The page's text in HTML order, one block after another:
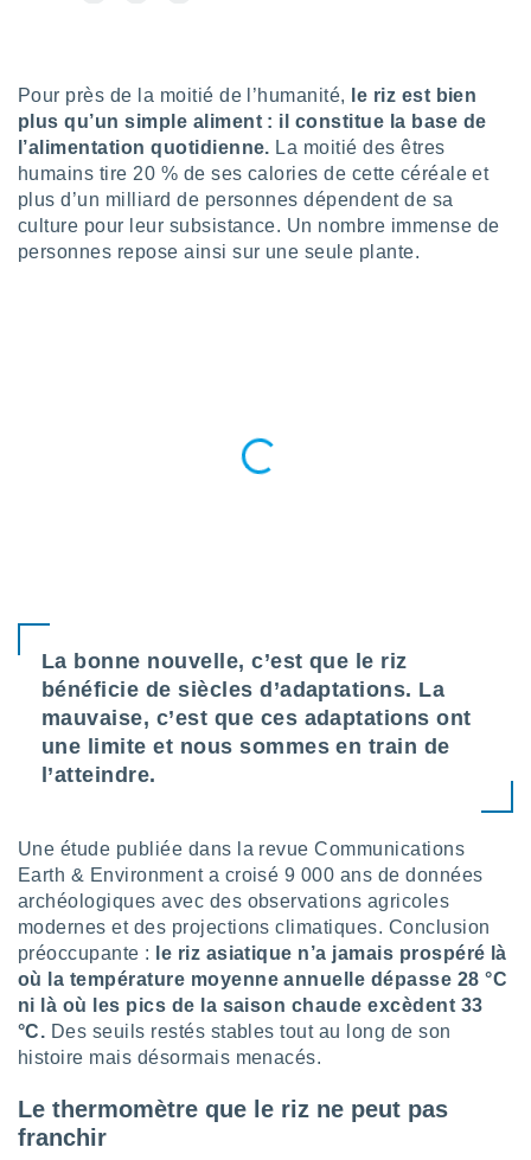
»,
au
vous
de
en
à
en
le
des
au
de
web.
les
Pour près de la moitié de l’humanité,
le riz est bien
plus qu’un simple aliment : il constitue la base de
l’alimentation quotidienne. La moitié des êtres
humains tire 20 % de ses calories de cette céréale et
plus d’un milliard de personnes dépendent de sa
culture pour leur subsistance. Un nombre immense de
personnes repose ainsi sur une seule plante.
La bonne nouvelle, c’est que le riz
bénéficie de siècles d’adaptations. La
mauvaise, c’est que ces adaptations ont
une limite et nous sommes en train de
l’atteindre.
Une étude publiée dans la revue Communications
Earth & Environment a croisé 9 000 ans de données
archéologiques avec des observations agricoles
modernes et des projections climatiques. Conclusion
préoccupante :
le riz asiatique n’a jamais prospéré là
où la température moyenne annuelle dépasse 28 °C
ni là où les pics de la saison chaude excèdent 33
°C. Des seuils restés stables tout au long de son
histoire mais désormais menacés.
Le thermomètre que le riz ne peut pas
franchir